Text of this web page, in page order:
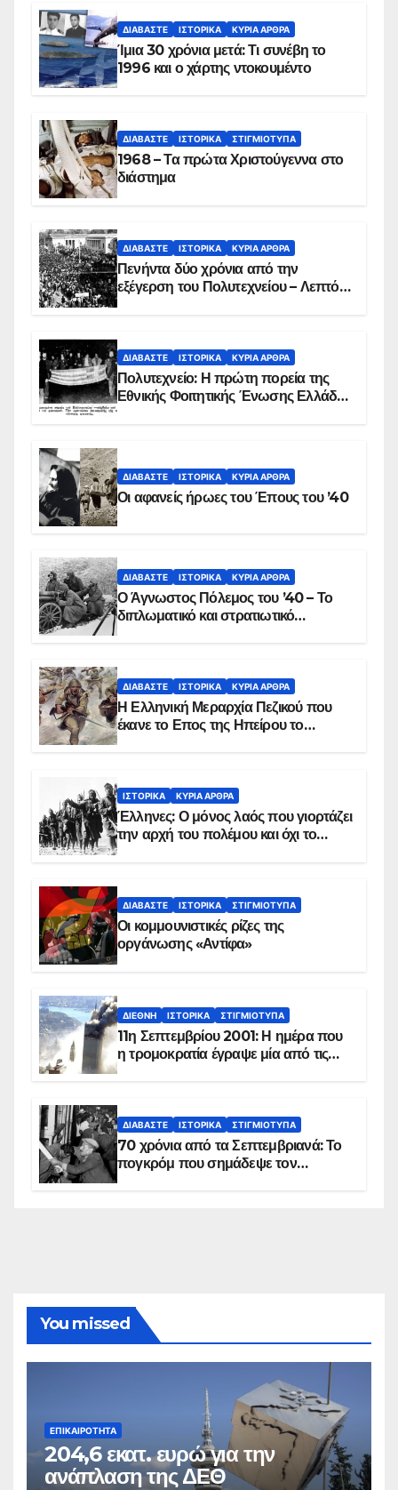
ΔΙΑΒΆΣΤΕ ΙΣΤΟΡΙΚΆ ΚΥΡΙΑ ΑΡΘΡΑ
Ίμια 30 χρόνια μετά: Τι συνέβη το
1996 και ο χάρτης ντοκουμέντο
ΔΙΑΒΆΣΤΕ ΙΣΤΟΡΙΚΆ ΣΤΙΓΜΙΌΤΥΠΑ
1968 – Τα πρώτα Χριστούγεννα στο
διάστημα
ΔΙΑΒΆΣΤΕ ΙΣΤΟΡΙΚΆ ΚΥΡΙΑ ΑΡΘΡΑ
Πενήντα δύο χρόνια από την
εξέγερση του Πολυτεχνείου – Λεπτό
ΔΙΑΒΆΣΤΕ ΙΣΤΟΡΙΚΆ ΚΥΡΙΑ ΑΡΘΡΑ
Πολυτεχνείο: Η πρώτη πορεία της
Εθνικής Φοιτητικής Ένωσης Ελλάδος
ΔΙΑΒΆΣΤΕ ΙΣΤΟΡΙΚΆ ΚΥΡΙΑ ΑΡΘΡΑ
Οι αφανείς ήρωες του Έπους του ’40
ΔΙΑΒΆΣΤΕ ΙΣΤΟΡΙΚΆ ΚΥΡΙΑ ΑΡΘΡΑ
Ο Άγνωστος Πόλεμος του ’40 – Το
διπλωματικό και στρατιωτικό
ΔΙΑΒΆΣΤΕ ΙΣΤΟΡΙΚΆ ΚΥΡΙΑ ΑΡΘΡΑ
Η Ελληνική Μεραρχία Πεζικού που
έκανε το Επος της Ηπείρου το
ΙΣΤΟΡΙΚΆ ΚΥΡΙΑ ΑΡΘΡΑ
Έλληνες: Ο μόνος λαός που γιορτάζει
την αρχή του πολέμου και όχι το
ΔΙΑΒΆΣΤΕ ΙΣΤΟΡΙΚΆ ΣΤΙΓΜΙΌΤΥΠΑ
Οι κομμουνιστικές ρίζες της
οργάνωσης «Αντίφα»
ΔΙΕΘΝΉ ΙΣΤΟΡΙΚΆ ΣΤΙΓΜΙΌΤΥΠΑ
11η Σεπτεμβρίου 2001: Η ημέρα που
η τρομοκρατία έγραψε μία από τις
ΔΙΑΒΆΣΤΕ ΙΣΤΟΡΙΚΆ ΣΤΙΓΜΙΌΤΥΠΑ
70 χρόνια από τα Σεπτεμβριανά: Το
πογκρόμ που σημάδεψε τον
You missed
ΕΠΙΚΑΙΡΌΤΗΤΑ
204,6 εκατ. ευρώ για την
ανάπλαση της ΔΕΘ